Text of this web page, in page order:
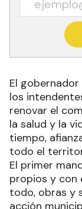
El
los
renovar el
la salud y la
tiempo,
todo el
El primer
propios y con
todo, obras y